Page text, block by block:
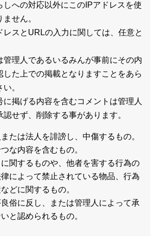
しへの対応以外にこのIPアドレスを使
せん。
レスとURLの入力に関しては、任意と
管理人であるいるみんが事前にその内
した上での掲載となりますことをあら
。
に掲げる内容を含むコメントは管理人
せず、削除する事があります。
たは法人を誹謗し、中傷するもの。
な内容を含むもの。
関するものや、他者を害する行為の
によって禁止されている物品、行為
どに関するもの。
俗に反し、または管理人によって承
と認められるもの。